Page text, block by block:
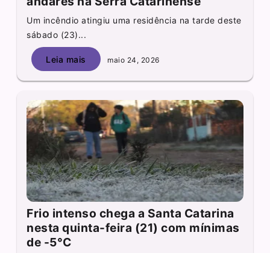
Um incêndio atingiu uma residência na tarde deste
sábado (23)...
Leia mais maio 24, 2026
Frio intenso chega a Santa Catarina
nesta quinta-feira (21) com mínimas
de -5°C